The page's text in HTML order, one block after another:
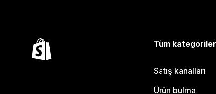
Tüm kategoriler
Satış kanalları
Ürün bulma